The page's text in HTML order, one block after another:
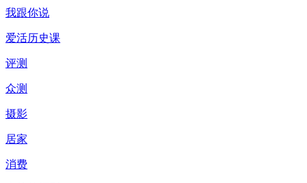
我跟你说
爱活历史课
评测
众测
摄影
居家
消费